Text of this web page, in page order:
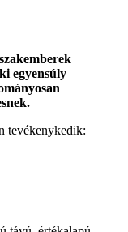
egyensúly
tevékenykedik: